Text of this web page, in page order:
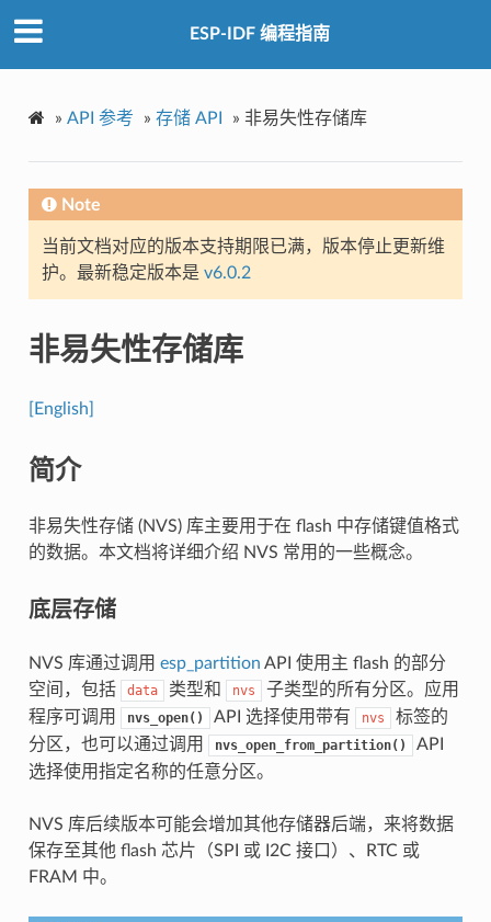
ESP-IDF 编程指南
» API 参考 » 存储 API » 非易失性存储库
Note
当前文档对应的版本支持期限已满，版本停止更新维
护。最新稳定版本是 v6.0.2
非易失性存储库
[English]
简介
非易失性存储 (NVS) 库主要用于在 flash 中存储键值格式
的数据。本文档将详细介绍 NVS 常用的一些概念。
底层存储
NVS 库通过调用 esp_partition API 使用主 flash 的部分
空间，包括
data 类型和 nvs
子类型的所有分区。应用
程序可调用
nvs_open() API 选择使用带有 nvs
标签的
分区，也可以通过调用
nvs_open_from_partition()
API
选择使用指定名称的任意分区。
NVS 库后续版本可能会增加其他存储器后端，来将数据
保存至其他 flash 芯片（SPI 或 I2C 接口）、RTC 或
FRAM 中。